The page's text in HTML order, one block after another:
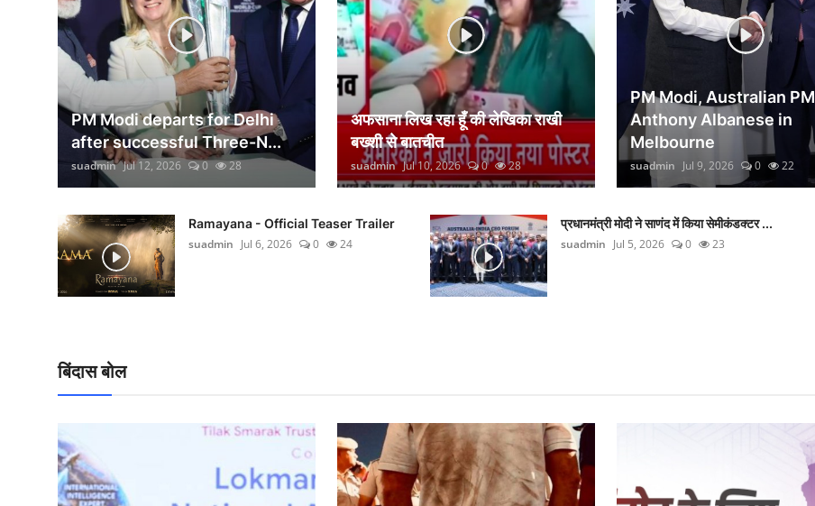
वीकेंड लाइफ
अंतर्राष्ट्रीय
सांस्कृतिक
विज्ञान - तकनीक
ग्राम - पंचायत
PM Modi departs for Delhi
after successful Three-N...
suadmin Jul 12, 2026 0 28
अफसाना लिख रहा हूँ की लेखिका राखी
बख्शी से बातचीत
suadmin Jul 10, 2026 0 28
PM Modi, Australian PM
Anthony Albanese in
Melbourne
suadmin Jul 9, 2026 0 22
Ramayana - Official Teaser Trailer
suadmin Jul 6, 2026 0 24
प्रधानमंत्री मोदी ने साणंद में किया सेमीकंडक्टर ...
suadmin Jul 5, 2026 0 23
बिंदास बोल